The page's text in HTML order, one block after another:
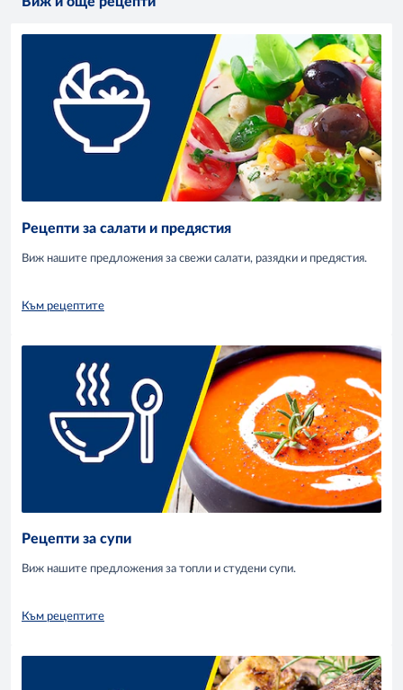
Рецепти за салати и предястия
Виж нашите предложения за свежи салати, разядки и предястия.
Към рецептите
Рецепти за супи
Виж нашите предложения за топли и студени супи.
Към рецептите